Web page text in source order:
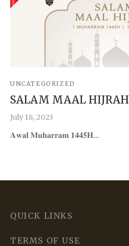
UNCATEGORIZED
SALAM MAAL HIJRAH
July 18, 2023
𝐀𝐰𝐚𝐥 𝐌𝐮𝐡𝐚𝐫𝐫𝐚𝐦 𝟏𝟒𝟒𝟓𝐇…
QUICK LINKS
TERMS OF USE